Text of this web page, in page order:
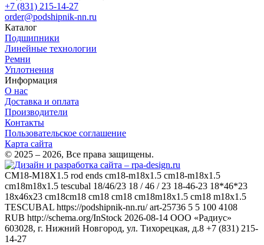
+7 (831) 215-14-27
order@podshipnik-nn.ru
Каталог
Подшипники
Линейные технологии
Ремни
Уплотнения
Информация
О нас
Доставка и оплата
Производители
Контакты
Пользовательское соглашение
Карта сайта
© 2025 – 2026, Все права защищены.
CM18-M18X1.5 rod ends cm18-m18x1.5 cm18-m18x1.5
cm18m18x1.5 tescubal 18/46/23 18 / 46 / 23 18-46-23 18*46*23
18x46x23 cm18cm18 cm18 cm18 cm18m18x1.5 cm18 m18x1.5
TESCUBAL https://podshipnik-nn.ru/ art-25736 5 5 100 4108
RUB http://schema.org/InStock 2026-08-14 ООО «Радиус»
603028, г. Нижний Новгород, ул. Тихорецкая, д.8 +7 (831) 215-
14-27